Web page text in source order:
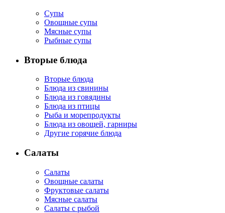
Супы
Овощные супы
Мясные супы
Рыбные супы
Вторые блюда
Вторые блюда
Блюда из свинины
Блюда из говядины
Блюда из птицы
Рыба и морепродукты
Блюда из овощей, гарниры
Другие горячие блюда
Салаты
Салаты
Овощные салаты
Фруктовые салаты
Мясные салаты
Салаты с рыбой